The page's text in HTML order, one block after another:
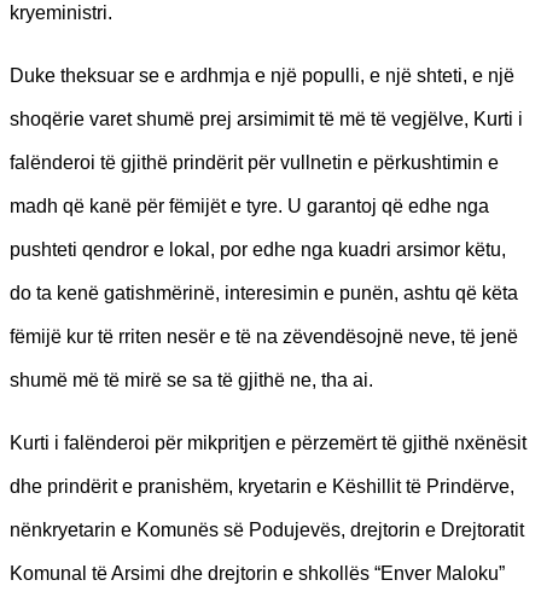
kryeministri.
Duke theksuar se e ardhmja e një populli, e një shteti, e një
shoqërie varet shumë prej arsimimit të më të vegjëlve, Kurti i
falënderoi të gjithë prindërit për vullnetin e përkushtimin e
madh që kanë për fëmijët e tyre. U garantoj që edhe nga
pushteti qendror e lokal, por edhe nga kuadri arsimor këtu,
do ta kenë gatishmërinë, interesimin e punën, ashtu që këta
fëmijë kur të rriten nesër e të na zëvendësojnë neve, të jenë
shumë më të mirë se sa të gjithë ne, tha ai.
Kurti i falënderoi për mikpritjen e përzemërt të gjithë nxënësit
dhe prindërit e pranishëm, kryetarin e Këshillit të Prindërve,
nënkryetarin e Komunës së Podujevës, drejtorin e Drejtoratit
Komunal të Arsimi dhe drejtorin e shkollës “Enver Maloku”